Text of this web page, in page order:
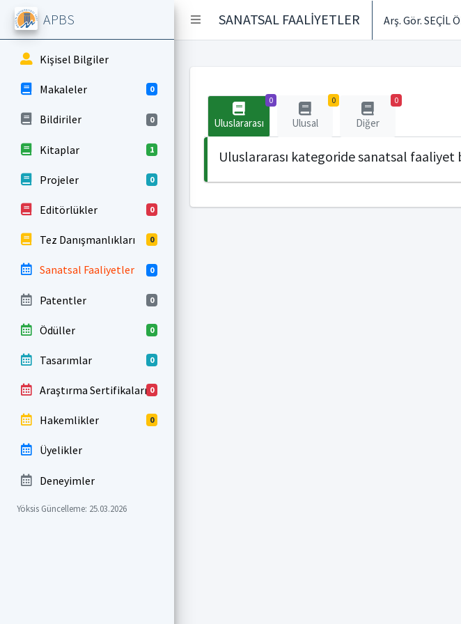
SANATSAL FAALİYETLER Arş. Gör. SEÇİL
APBS
Kişisel Bilgiler
Makaleler 0
Bildiriler 0
Kitaplar 1
Projeler 0
Editörlükler 0
Tez Danışmanlıkları 0
Sanatsal Faaliyetler 0
Patentler 0
Ödüller 0
Tasarımlar 0
Araştırma Sertifikaları 0
Hakemlikler 0
Üyelikler
Deneyimler
Yöksis Güncelleme: 25.03.2026
0
Uluslararası
0
Ulusal
0
Diğer
Uluslararası kategoride sanatsal faaliyet